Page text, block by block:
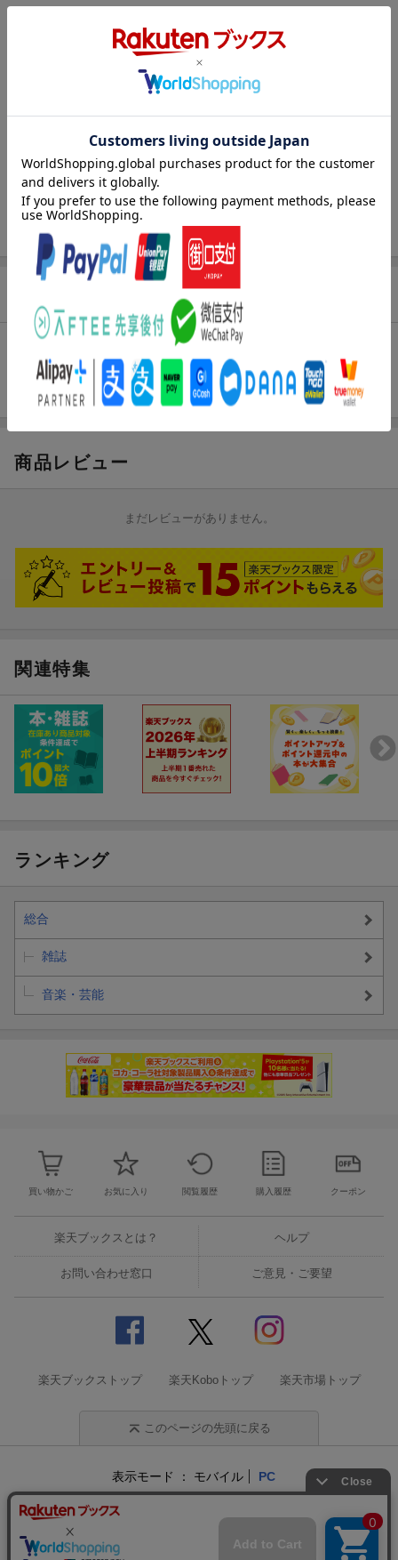
条件達成で楽天限定・宝塚歌劇 宙組貸切公演ペアチケット
大洋図書
月刊
楽天ブックス雑誌
コード
04877
JAN 4910048770789
バックナンバー
男性向け娯楽読み物誌
商品レビュー
まだレビューがありません。
関連特集
ランキング
総合
雑誌
音楽・芸能
買い物かご お気に入り 閲覧履歴 購入履歴 クーポン
楽天ブックスとは？ ヘルプ
お問い合わせ窓口 ご意見・ご要望
楽天ブックストップ 楽天Koboトップ 楽天市場トップ
このページの先頭に戻る
表示モード モバイル PC
企業情報 個人情報保護方針
特定商取引法に基づく表記